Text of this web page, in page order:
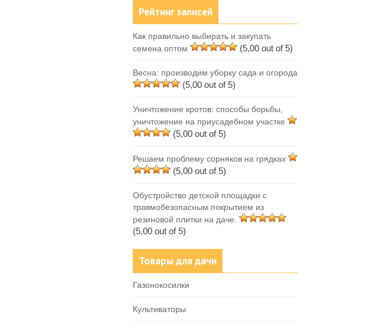
Рейтинг записей
Как правильно выбирать и закупать
семена оптом
(5,00 out of 5)
Весна: производим уборку сада и огорода
(5,00 out of 5)
Уничтожение кротов: способы борьбы,
уничтожение на приусадебном участке
(5,00 out of 5)
Решаем проблему сорняков на грядках
(5,00 out of 5)
Обустройство детской площадки с
травмобезопасным покрытием из
резиновой плитки на даче.
(5,00 out of 5)
Товары для дачи
Газонокосилки
Культиваторы